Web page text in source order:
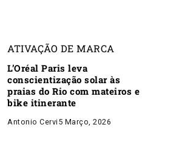
ATIVAÇÃO DE MARCA
L’Oréal Paris leva
conscientização solar às
praias do Rio com mateiros e
bike itinerante
Antonio Cervi 5 Março, 2026